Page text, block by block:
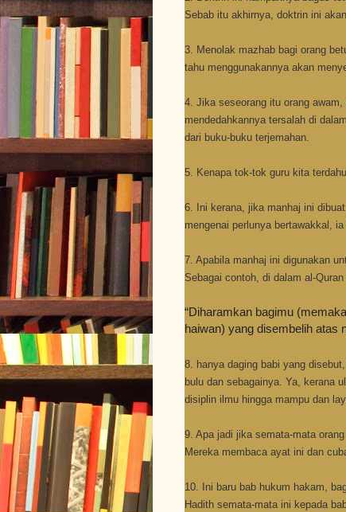
Sebab itu akhirnya, doktrin ini
3. Menolak mazhab bagi orang
tahu menggunakannya akan
4. Jika seseorang itu orang
mendedahkannya tersalah di
dari buku-buku terjemahan.
5. Kenapa tok-tok guru kita
6. Ini kerana, jika manhaj ini
mengenai perlunya bertawakkal, ia
7. Apabila manhaj ini digunakan
Sebagai contoh, di dalam al-
“Diharamkan bagimu
haiwan) yang disembelih atas
8. hanya daging babi yang
bulu dan sebagainya. Ya, kerana
disiplin ilmu hingga mampu dan
9. Apa jadi jika semata-mata
Mereka membaca ayat ini dan
10. Ini baru bab hukum hakam,
Hadith semata-mata ini kepada